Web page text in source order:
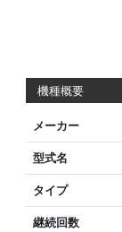
機種概要
メーカー
型式名
タイプ
継続回数